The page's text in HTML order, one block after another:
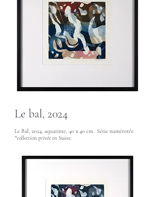
Le bal, 2024
Le Bal, 2024, aquatinte, 40 x 40 cm. Série numérotée
*collection privée en Suisse.